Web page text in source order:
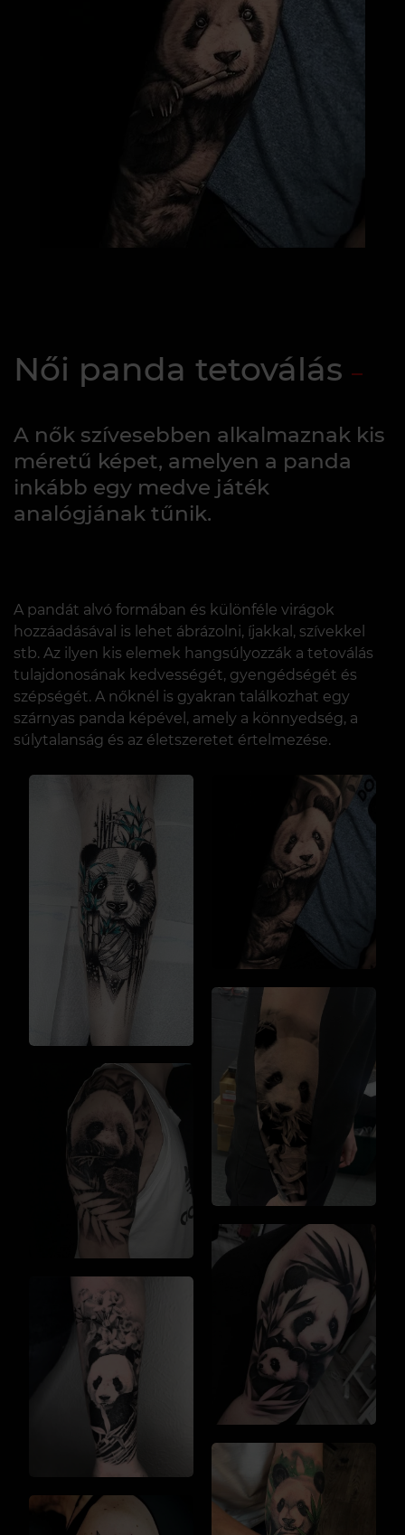
Női panda tetoválás
A nők szívesebben alkalmaznak kis
méretű képet, amelyen a panda
inkább egy medve játék
analógjának tűnik.
A pandát alvó formában és különféle virágok
hozzáadásával is lehet ábrázolni, íjakkal, szívekkel
stb. Az ilyen kis elemek hangsúlyozzák a tetoválás
tulajdonosának kedvességét, gyengédségét és
szépségét. A nőknél is gyakran találkozhat egy
szárnyas panda képével, amely a könnyedség, a
súlytalanság és az életszeretet értelmezése.